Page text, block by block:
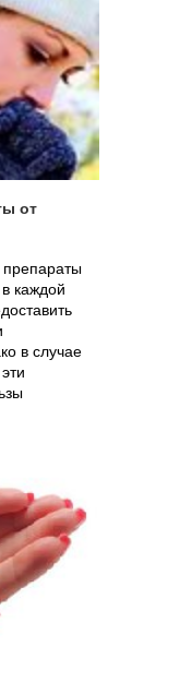
от
препараты
каждой
в случае